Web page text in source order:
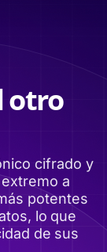
otro
cifrado y
a
potentes
lo que
de sus